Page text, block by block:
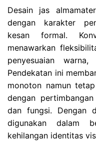
Desain jas
dengan karakter
kesan formal.
menawarkan
penyesuaian
Pendekatan ini
monoton namun
dengan
dan fungsi. Dengan
digunakan dalam
kehilangan identitas